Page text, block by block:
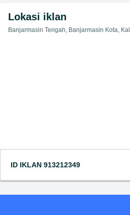
Lokasi iklan
Banjarmasin Tengah, Banjarmasin Kota,
ID IKLAN 913212349